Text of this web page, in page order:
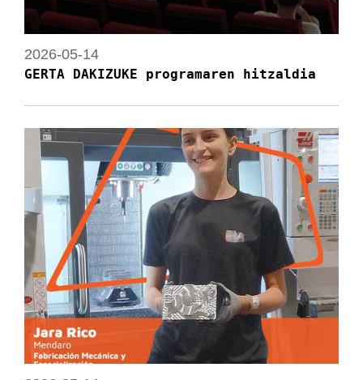
2026-05-14
GERTA DAKIZUKE programaren hitzaldia